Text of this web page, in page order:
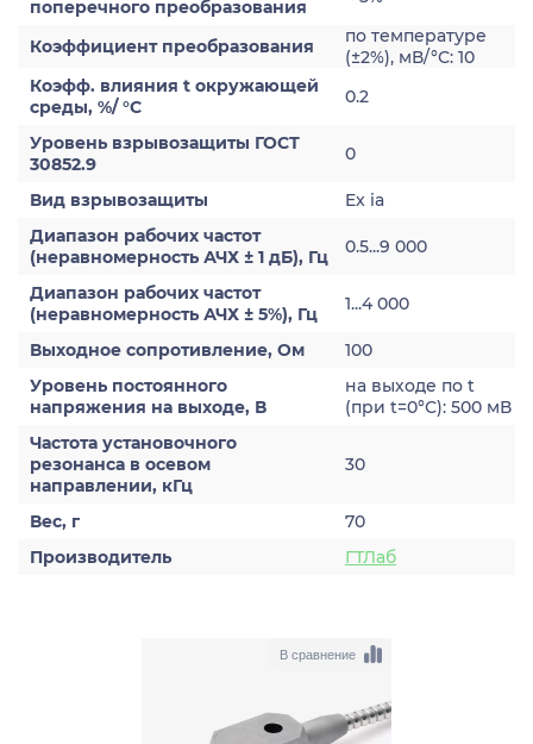
поперечного преобразования
Коэффициент преобразования
по температуре
(±2%), мВ/°С: 10
Коэфф. влияния t окружающей
среды, %/ °С
0.2
Уровень взрывозащиты ГОСТ
30852.9
0
Вид взрывозащиты
Ex ia
Диапазон рабочих частот
(неравномерность АЧХ ± 1 дБ), Гц
0.5...9 000
Диапазон рабочих частот
(неравномерность АЧХ ± 5%), Гц
1...4 000
Выходное сопротивление, Ом
100
Уровень постоянного
напряжения на выходе, В
на выходе по t
(при t=0°С): 500 мВ
Частота установочного
резонанса в осевом
направлении, кГц
30
Вес, г
70
Производитель
ГТЛаб
В сравнение